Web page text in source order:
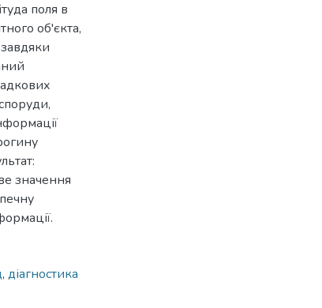
поля в
об'єкта,
значення
, діагностика